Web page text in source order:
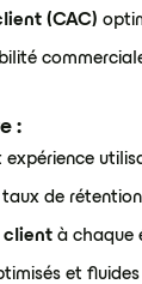
(CAC)
:
expérience
de rétention
client à chaque
et fluides